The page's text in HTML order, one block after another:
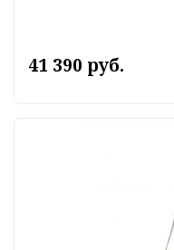
41 390 руб.